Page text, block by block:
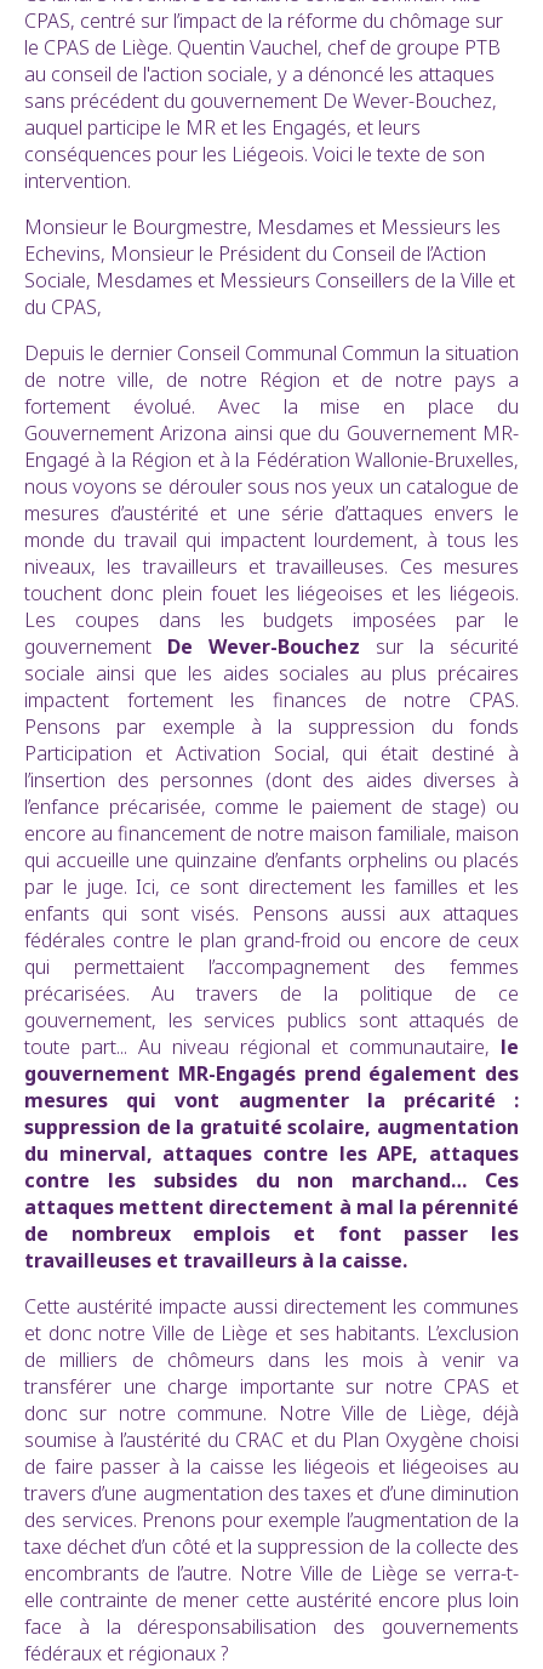
CPAS, centré sur l’impact de la réforme du chômage sur
le CPAS de Liège. Quentin Vauchel, chef de groupe PTB
au conseil de l'action sociale, y a dénoncé les attaques
sans précédent du gouvernement De Wever-Bouchez,
auquel participe le MR et les Engagés, et leurs
conséquences pour les Liégeois. Voici le texte de son
intervention.
Monsieur le Bourgmestre, Mesdames et Messieurs les
Echevins, Monsieur le Président du Conseil de l’Action
Sociale, Mesdames et Messieurs Conseillers de la Ville et
du CPAS,
Depuis le dernier Conseil Communal Commun la situation
de notre ville, de notre Région et de notre pays a
fortement évolué. Avec la mise en place du
Gouvernement Arizona ainsi que du Gouvernement MR-
Engagé à la Région et à la Fédération Wallonie-Bruxelles,
nous voyons se dérouler sous nos yeux un catalogue de
mesures d’austérité et une série d’attaques envers le
monde du travail qui impactent lourdement, à tous les
niveaux, les travailleurs et travailleuses. Ces mesures
touchent donc plein fouet les liégeoises et les liégeois.
Les coupes dans les budgets imposées par le
gouvernement De Wever-Bouchez sur la sécurité
sociale ainsi que les aides sociales au plus précaires
impactent fortement les finances de notre CPAS.
Pensons par exemple à la suppression du fonds
Participation et Activation Social, qui était destiné à
l’insertion des personnes (dont des aides diverses à
l’enfance précarisée, comme le paiement de stage) ou
encore au financement de notre maison familiale, maison
qui accueille une quinzaine d’enfants orphelins ou placés
par le juge. Ici, ce sont directement les familles et les
enfants qui sont visés. Pensons aussi aux attaques
fédérales contre le plan grand-froid ou encore de ceux
qui permettaient l’accompagnement des femmes
précarisées. Au travers de la politique de ce
gouvernement, les services publics sont attaqués de
toute part... Au niveau régional et communautaire, le
gouvernement MR-Engagés prend également des
mesures qui vont augmenter la précarité :
suppression de la gratuité scolaire, augmentation
du minerval, attaques contre les APE, attaques
contre les subsides du non marchand… Ces
attaques mettent directement à mal la pérennité
de nombreux emplois et font passer les
travailleuses et travailleurs à la caisse.
Cette austérité impacte aussi directement les communes
et donc notre Ville de Liège et ses habitants. L’exclusion
de milliers de chômeurs dans les mois à venir va
transférer une charge importante sur notre CPAS et
donc sur notre commune. Notre Ville de Liège, déjà
soumise à l’austérité du CRAC et du Plan Oxygène choisi
de faire passer à la caisse les liégeois et liégeoises au
travers d’une augmentation des taxes et d’une diminution
des services. Prenons pour exemple l’augmentation de la
taxe déchet d’un côté et la suppression de la collecte des
encombrants de l’autre. Notre Ville de Liège se verra-t-
elle contrainte de mener cette austérité encore plus loin
face à la déresponsabilisation des gouvernements
fédéraux et régionaux ?